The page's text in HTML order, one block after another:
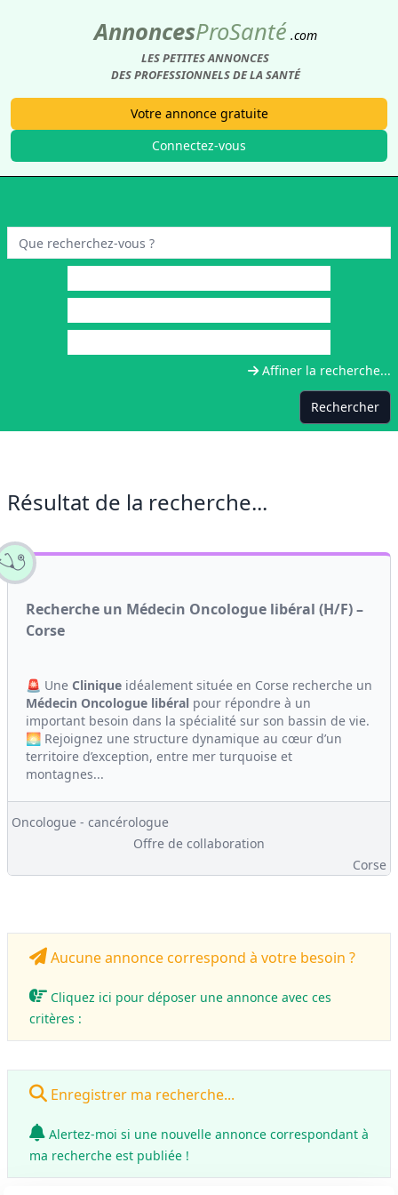
AnnoncesProSanté .com
LES PETITES ANNONCES
DES PROFESSIONNELS DE LA SANTÉ
Votre annonce gratuite
Connectez-vous
Affiner la recherche...
Rechercher
Résultat de la recherche...
Recherche un Médecin Oncologue libéral (H/F) –
Corse
🚨 Une Clinique idéalement située en Corse recherche un
Médecin Oncologue libéral pour répondre à un
important besoin dans la spécialité sur son bassin de vie.
🌅 Rejoignez une structure dynamique au cœur d’un
territoire d’exception, entre mer turquoise et
montagnes...
Oncologue - cancérologue
Offre de collaboration
Corse
Aucune annonce correspond à votre besoin ?
Cliquez ici pour déposer une annonce avec ces
critères :
Enregistrer ma recherche...
Alertez-moi si une nouvelle annonce correspondant à
ma recherche est publiée !